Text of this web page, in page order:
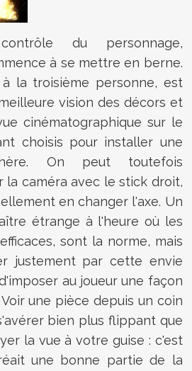
du personnage,
à se mettre en berne.
la troisième personne, est
vision des décors et
cinématographique sur le
choisis pour installer une
On peut toutefois
la caméra avec le stick droit,
en changer l'axe. Un
étrange à l'heure où les
sont la norme, mais
justement par cette envie
au joueur une façon
une pièce depuis un coin
bien plus flippant que
la vue à votre guise : c'est
une bonne partie de la